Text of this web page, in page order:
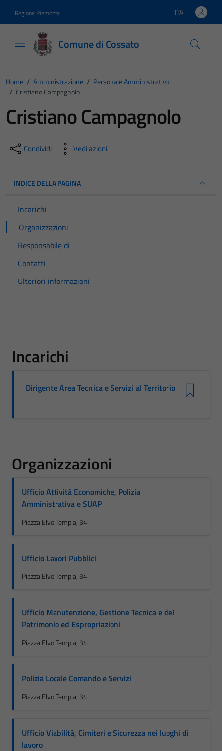
Regione Piemonte Lingua attiva:
ITA
Comune di Cossato
Home / Amministrazione / Personale Amministrativo
/ Cristiano Campagnolo
Cristiano Campagnolo
Condividi Vedi azioni
INDICE DELLA PAGINA
Incarichi
Organizzazioni
Responsabile di
Contatti
Ulteriori informazioni
Incarichi
Dirigente Area Tecnica e Servizi al Territorio
Organizzazioni
Ufficio Attività Economiche, Polizia
Amministrativa e SUAP
Piazza Elvo Tempia, 34
Ufficio Lavori Pubblici
Piazza Elvo Tempia, 34
Ufficio Manutenzione, Gestione Tecnica e del
Patrimonio ed Espropriazioni
Piazza Elvo Tempia, 34
Polizia Locale Comando e Servizi
Piazza Elvo Tempia, 34
Ufficio Viabilità, Cimiteri e Sicurezza nei luoghi di
lavoro